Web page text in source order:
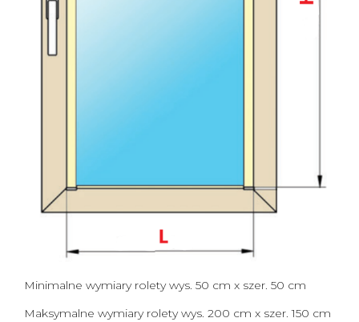
Minimalne wymiary rolety wys. 50 cm x szer. 50 cm
Maksymalne wymiary rolety wys. 200 cm x szer. 150 cm